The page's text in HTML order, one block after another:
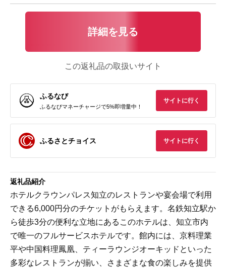
詳細を見る
この返礼品の取扱いサイト
ふるなび
ふるなびマネーチャージで5%即増量中！
サイトに行く
ふるさとチョイス サイトに行く
返礼品紹介
ホテルクラウンパレス知立のレストランや宴会場で利用
できる6,000円分のチケットがもらえます。名鉄知立駅か
ら徒歩3分の便利な立地にあるこのホテルは、知立市内
で唯一のフルサービスホテルです。館内には、京料理業
平や中国料理鳳凰、ティーラウンジオーキッドといった
多彩なレストランが揃い、さまざまな食の楽しみを提供